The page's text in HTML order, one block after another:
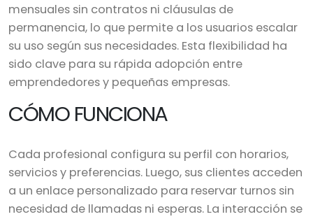
mensuales sin contratos ni cláusulas de
permanencia, lo que permite a los usuarios escalar
su uso según sus necesidades. Esta flexibilidad ha
sido clave para su rápida adopción entre
emprendedores y pequeñas empresas.
CÓMO FUNCIONA
Cada profesional configura su perfil con horarios,
servicios y preferencias. Luego, sus clientes acceden
a un enlace personalizado para reservar turnos sin
necesidad de llamadas ni esperas. La interacción se